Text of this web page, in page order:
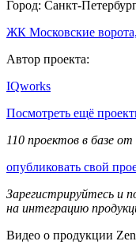
Город: Санкт-
ЖК Московские
Автор проекта:
IQworks
Посмотреть ещё
110 проектов в базе
опубликовать свой
Зарегистрируйтесь и
на интеграцию
Видео о продукции